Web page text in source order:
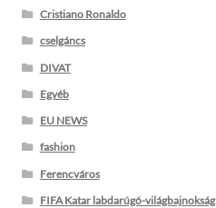
Cristiano Ronaldo
cselgáncs
DIVAT
Egyéb
EU NEWS
fashion
Ferencváros
FIFA Katar labdarúgó-világbajnokság